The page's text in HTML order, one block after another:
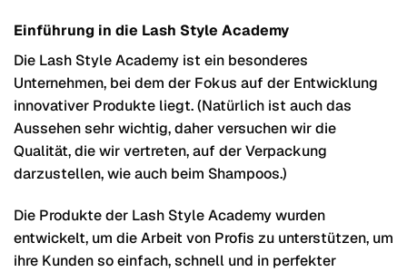
Einführung in die Lash Style Academy
Die Lash Style Academy ist ein besonderes
Unternehmen, bei dem der Fokus auf der Entwicklung
innovativer Produkte liegt. (Natürlich ist auch das
Aussehen sehr wichtig, daher versuchen wir die
Qualität, die wir vertreten, auf der Verpackung
darzustellen, wie auch beim Shampoos.)
Die Produkte der Lash Style Academy wurden
entwickelt, um die Arbeit von Profis zu unterstützen, um
ihre Kunden so einfach, schnell und in perfekter